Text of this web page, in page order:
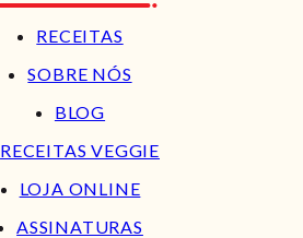
RECEITAS
SOBRE NÓS
BLOG
RECEITAS VEGGIE
LOJA ONLINE
ASSINATURAS